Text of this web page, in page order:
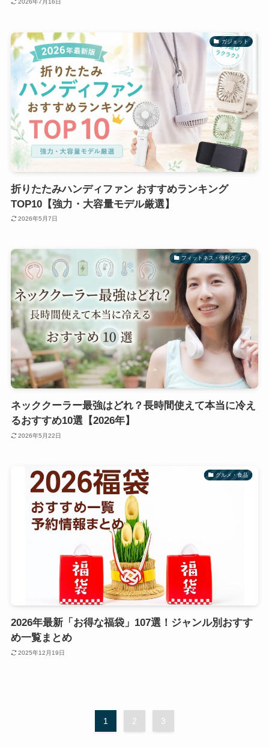
2026年7月16日
ガジェット
折りたたみハンディファン おすすめランキング
TOP10【強力・大容量モデル厳選】
2026年5月7日
フィットネス・便利グッズ
ネッククーラー最強はどれ？長時間使えて本当に冷え
るおすすめ10選【2026年】
2026年5月22日
グルメ・食品
2026年最新「お得な福袋」107選！ジャンル別おすす
め一覧まとめ
2025年12月19日
1 2 3